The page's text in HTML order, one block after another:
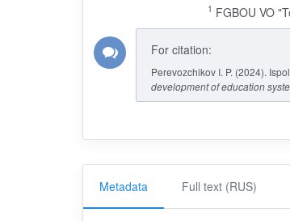
1 FGBOU VO
For citation:
Perevozchikov I. P. (2024).
development of education
Metadata Full text (RUS)